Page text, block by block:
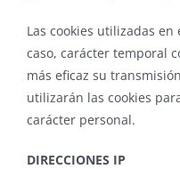
Las cookies utilizadas
caso, carácter temporal
más eficaz su
utilizarán las cookies
carácter personal.
DIRECCIONES IP